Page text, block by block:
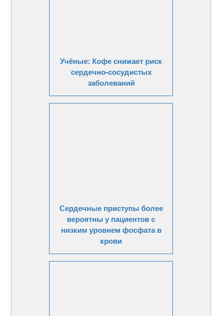
Учёные: Кофе снижает риск
сердечно-сосудистых
заболеваний
Сердечные приступы более
вероятны у пациентов с
низким уровнем фосфата в
крови